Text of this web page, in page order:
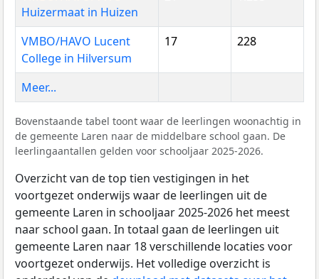
Huizermaat in Huizen
VMBO/HAVO Lucent
College in Hilversum
17 228
Meer...
Bovenstaande tabel toont waar de leerlingen woonachtig in
de gemeente Laren naar de middelbare school gaan. De
leerlingaantallen gelden voor schooljaar 2025-2026.
Overzicht van de top tien vestigingen in het
voortgezet onderwijs waar de leerlingen uit de
gemeente Laren in schooljaar 2025-2026 het meest
naar school gaan. In totaal gaan de leerlingen uit
gemeente Laren naar 18 verschillende locaties voor
voortgezet onderwijs. Het volledige overzicht is